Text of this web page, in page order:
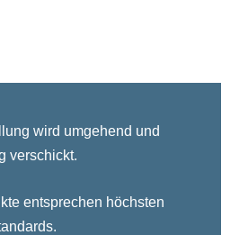
wird umgehend und
verschickt.
entsprechen höchsten